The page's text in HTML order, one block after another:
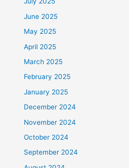
June 2025
May 2025
April 2025
March 2025
February 2025
January 2025
December 2024
November 2024
October 2024
September 2024